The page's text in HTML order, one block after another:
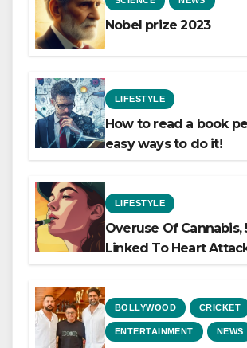
Nobel prize 2023
LIFESTYLE
How to read a book
easy ways to do it!
LIFESTYLE
Overuse Of Cannabis,
Linked To Heart
BOLLYWOOD CRICKET
ENTERTAINMENT NEWS